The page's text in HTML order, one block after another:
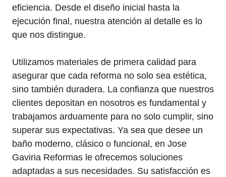
eficiencia. Desde el diseño inicial hasta la
ejecución final, nuestra atención al detalle es lo
que nos distingue.
Utilizamos materiales de primera calidad para
asegurar que cada reforma no solo sea estética,
sino también duradera. La confianza que nuestros
clientes depositan en nosotros es fundamental y
trabajamos arduamente para no solo cumplir, sino
superar sus expectativas. Ya sea que desee un
baño moderno, clásico o funcional, en Jose
Gaviria Reformas le ofrecemos soluciones
adaptadas a sus necesidades. Su satisfacción es